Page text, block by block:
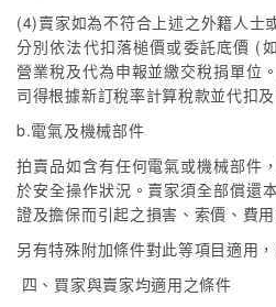
(4)賣家如為不符合上述之外籍人士
分別依法代扣落槌價或委託底價 (
營業稅及代為申報並繳交稅捐單位
司得根據新訂稅率計算稅款並代扣及
b.電氣及機械部件
拍賣品如含有任何電氣或機械部件
於安全操作狀況。賣家須全部償還
證及擔保而引起之損害、索價、費用
另有特殊附加條件對此等項目適用
四、買家與賣家均適用之條件